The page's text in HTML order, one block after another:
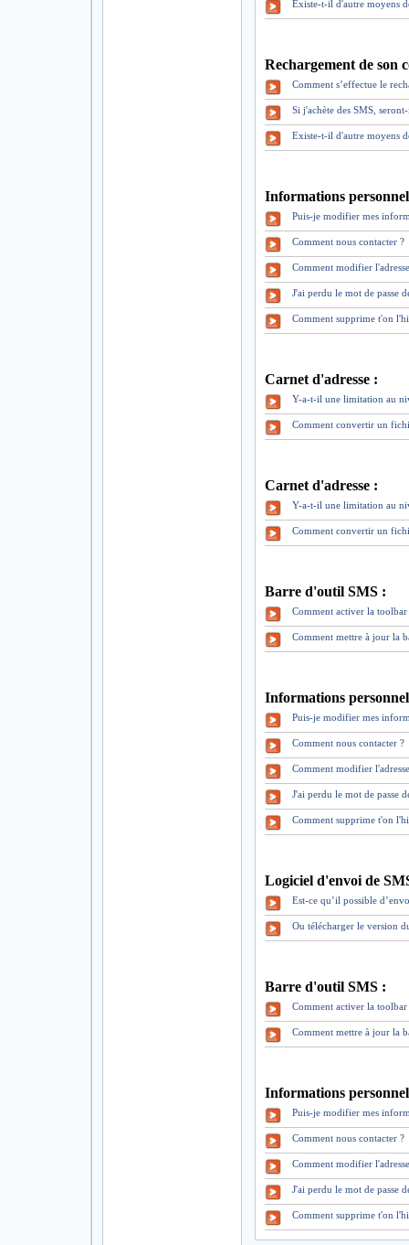
Existe-t-il d'autre moyens
Rechargement de son
Comment s’effectue le
Si j'achète des SMS,
Existe-t-il d'autre moyens
Informations
Puis-je modifier mes
Comment nous contacter ?
Comment modifier
J'ai perdu le mot de passe
Comment supprime t'on
Carnet d'adresse :
Y-a-t-il une limitation au
Comment convertir un
Carnet d'adresse :
Y-a-t-il une limitation au
Comment convertir un
Barre d'outil SMS :
Comment activer la
Comment mettre à jour la
Informations
Puis-je modifier mes
Comment nous contacter ?
Comment modifier
J'ai perdu le mot de passe
Comment supprime t'on
Logiciel d'envoi de
Est-ce qu’il possible
Ou télécharger le version
Barre d'outil SMS :
Comment activer la
Comment mettre à jour la
Informations
Puis-je modifier mes
Comment nous contacter ?
Comment modifier
J'ai perdu le mot de passe
Comment supprime t'on